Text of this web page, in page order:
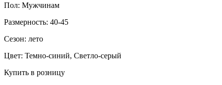
Пол: Мужчинам
Размерность: 40-45
Сезон: лето
Цвет: Темно-синий, Светло-серый
Купить в розницу